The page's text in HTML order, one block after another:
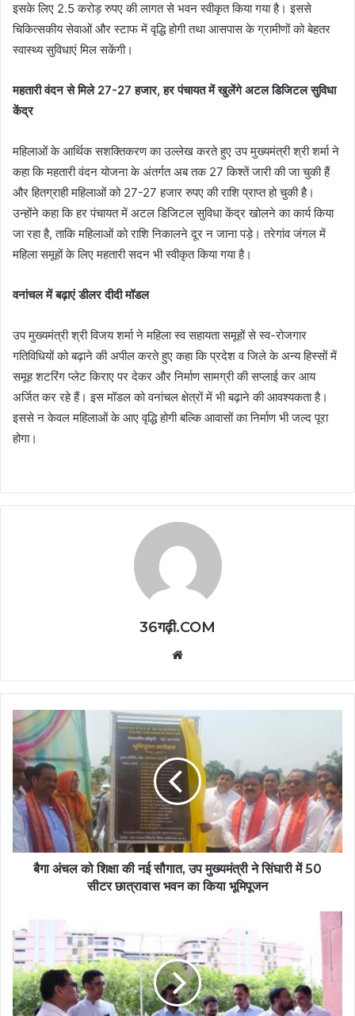
इसके लिए 2.5 करोड़ रुपए की लागत से भवन स्वीकृत किया गया है। इससे
चिकित्सकीय सेवाओं और स्टाफ में वृद्धि होगी तथा आसपास के ग्रामीणों को बेहतर
स्वास्थ्य सुविधाएं मिल सकेंगी।
महतारी वंदन से मिले 27-27 हजार, हर पंचायत में खुलेंगे अटल डिजिटल सुविधा
केंद्र
महिलाओं के आर्थिक सशक्तिकरण का उल्लेख करते हुए उप मुख्यमंत्री श्री शर्मा ने
कहा कि महतारी वंदन योजना के अंतर्गत अब तक 27 किश्तें जारी की जा चुकी हैं
और हितग्राही महिलाओं को 27-27 हजार रुपए की राशि प्राप्त हो चुकी है।
उन्होंने कहा कि हर पंचायत में अटल डिजिटल सुविधा केंद्र खोलने का कार्य किया
जा रहा है, ताकि महिलाओं को राशि निकालने दूर न जाना पड़े। तरेगांव जंगल में
महिला समूहों के लिए महतारी सदन भी स्वीकृत किया गया है।
वनांचल में बढ़ाएं डीलर दीदी मॉडल
उप मुख्यमंत्री श्री विजय शर्मा ने महिला स्व सहायता समूहों से स्व-रोजगार
गतिविधियों को बढ़ाने की अपील करते हुए कहा कि प्रदेश व जिले के अन्य हिस्सों में
समूह शटरिंग प्लेट किराए पर देकर और निर्माण सामग्री की सप्लाई कर आय
अर्जित कर रहे हैं। इस मॉडल को वनांचल क्षेत्रों में भी बढ़ाने की आवश्यकता है।
इससे न केवल महिलाओं के आए वृद्धि होगी बल्कि आवासों का निर्माण भी जल्द पूरा
होगा।
36गढ़ी.COM
बैगा अंचल को शिक्षा की नई सौगात, उप मुख्यमंत्री ने सिंघारी में 50
सीटर छात्रावास भवन का किया भूमिपूजन